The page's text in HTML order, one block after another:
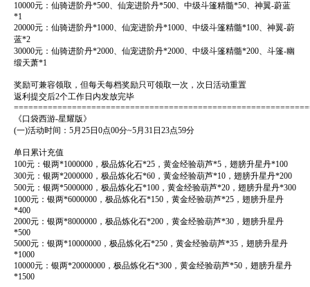
10000元：仙骑进阶丹*500、仙宠进阶丹*500、中级斗篷精髓*50、神翼-蔚蓝
*1
20000元：仙骑进阶丹*1000、仙宠进阶丹*1000、中级斗篷精髓*100、神翼-蔚
蓝*2
30000元：仙骑进阶丹*2000、仙宠进阶丹*2000、中级斗篷精髓*200、斗篷-幽
缎天萧*1
奖励可兼容领取，但每天每档奖励只可领取一次，次日活动重置
返利提交后2个工作日内发放完毕
《口袋西游-星耀版》
(一)活动时间：5月25日0点00分~5月31日23点59分
单日累计充值
100元：银两*1000000，极品炼化石*25，黄金经验葫芦*5，翅膀升星丹*100
300元：银两*2000000，极品炼化石*60，黄金经验葫芦*10，翅膀升星丹*200
500元：银两*5000000，极品炼化石*100，黄金经验葫芦*20，翅膀升星丹*300
1000元：银两*6000000，极品炼化石*150，黄金经验葫芦*25，翅膀升星丹
*400
2000元：银两*8000000，极品炼化石*200，黄金经验葫芦*30，翅膀升星丹
*500
5000元：银两*10000000，极品炼化石*250，黄金经验葫芦*35，翅膀升星丹
*1000
10000元：银两*20000000，极品炼化石*300，黄金经验葫芦*50，翅膀升星丹
*1500